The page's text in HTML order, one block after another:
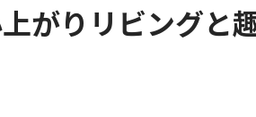
がりリビングと